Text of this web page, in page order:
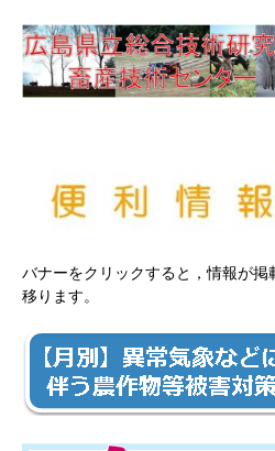
バナーをクリックすると，情報が
移ります。